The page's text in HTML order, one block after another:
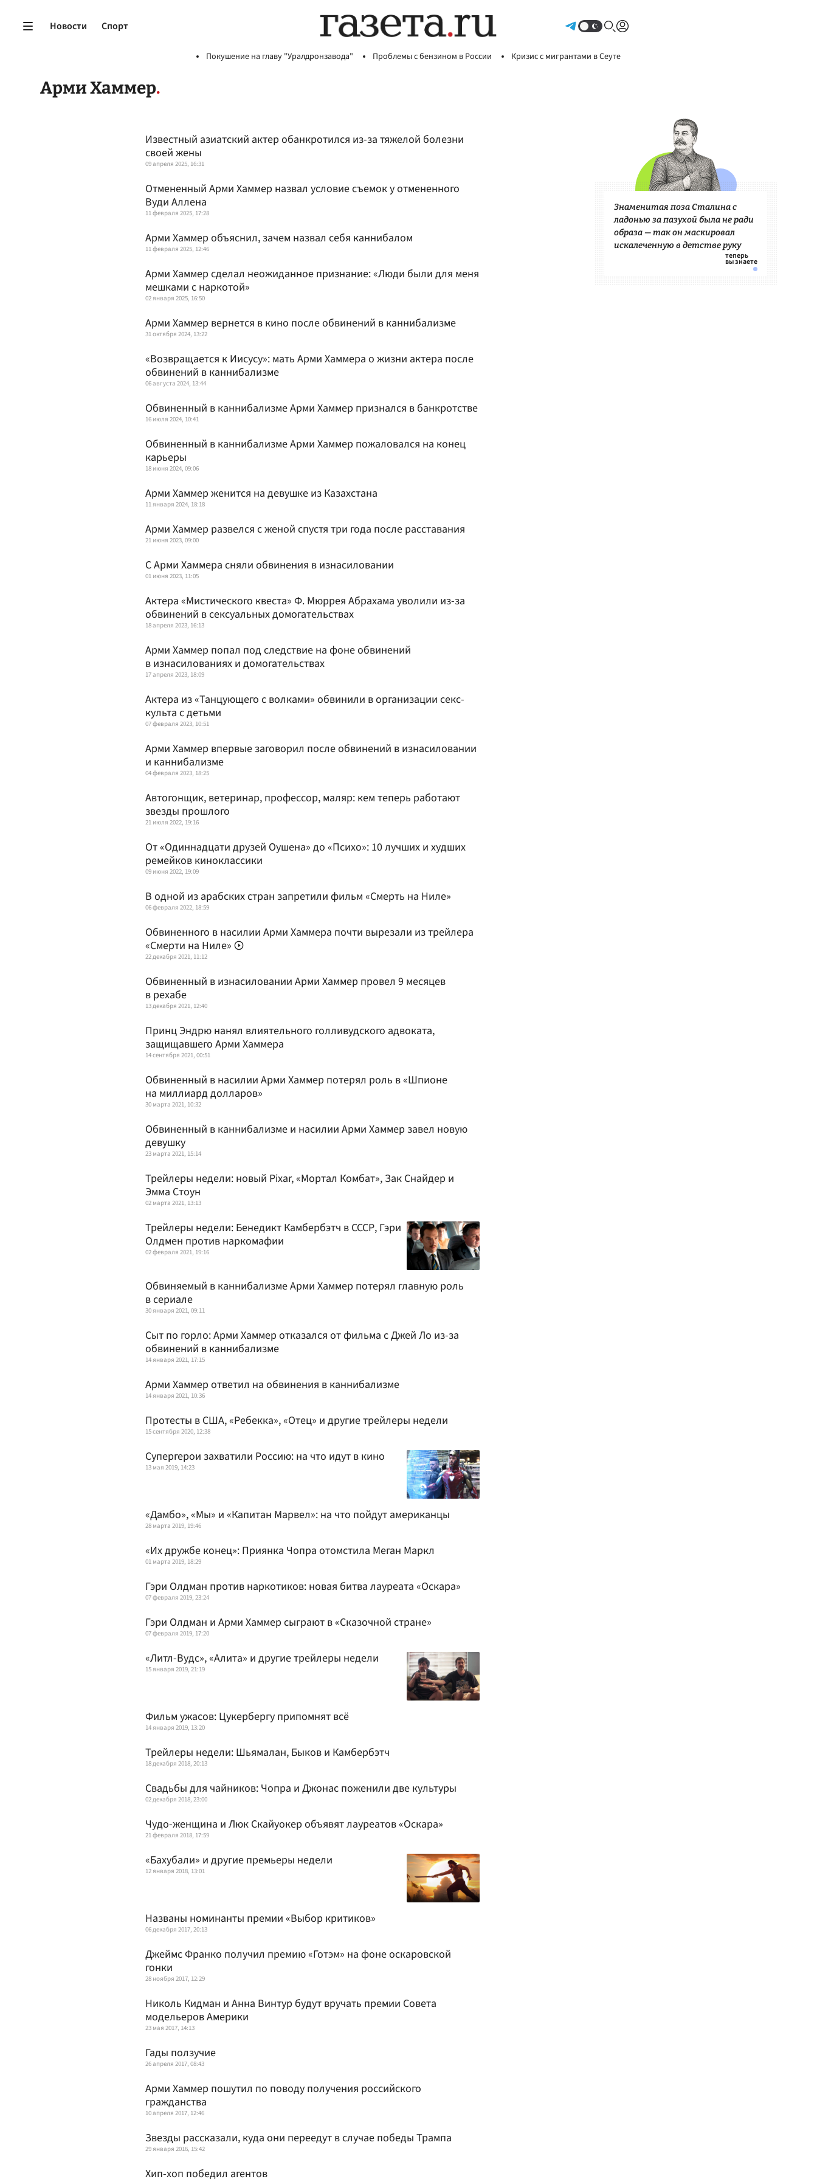
Новости Спорт
Покушение на главу "Уралдронзавода" Проблемы с бензином в России Кризис с мигрантами в Сеуте
Арми Хаммер
Известный азиатский актер обанкротился из-за тяжелой болезни
своей жены
09 апреля 2025, 16:31
Отмененный Арми Хаммер назвал условие съемок у отмененного
Вуди Аллена
11 февраля 2025, 17:28
Арми Хаммер объяснил, зачем назвал себя каннибалом
11 февраля 2025, 12:46
Арми Хаммер сделал неожиданное признание: «Люди были для меня
мешками с наркотой»
02 января 2025, 16:50
Арми Хаммер вернется в кино после обвинений в каннибализме
31 октября 2024, 13:22
«Возвращается к Иисусу»: мать Арми Хаммера о жизни актера после
обвинений в каннибализме
06 августа 2024, 13:44
Обвиненный в каннибализме Арми Хаммер признался в банкротстве
16 июля 2024, 10:41
Обвиненный в каннибализме Арми Хаммер пожаловался на конец
карьеры
18 июня 2024, 09:06
Арми Хаммер женится на девушке из Казахстана
11 января 2024, 18:18
Арми Хаммер развелся с женой спустя три года после расставания
21 июня 2023, 09:00
С Арми Хаммера сняли обвинения в изнасиловании
01 июня 2023, 11:05
Актера «Мистического квеста» Ф. Мюррея Абрахама уволили из-за
обвинений в сексуальных домогательствах
18 апреля 2023, 16:13
Арми Хаммер попал под следствие на фоне обвинений
в изнасилованиях и домогательствах
17 апреля 2023, 18:09
Актера из «Танцующего с волками» обвинили в организации секс-
культа с детьми
07 февраля 2023, 10:51
Арми Хаммер впервые заговорил после обвинений в изнасиловании
и каннибализме
04 февраля 2023, 18:25
Автогонщик, ветеринар, профессор, маляр: кем теперь работают
звезды прошлого
21 июля 2022, 19:16
От «Одиннадцати друзей Оушена» до «Психо»: 10 лучших и худших
ремейков киноклассики
09 июня 2022, 19:09
В одной из арабских стран запретили фильм «Смерть на Ниле»
06 февраля 2022, 18:59
Обвиненного в насилии Арми Хаммера почти вырезали из трейлера
«Смерти на Ниле»
22 декабря 2021, 11:12
Обвиненный в изнасиловании Арми Хаммер провел 9 месяцев
в рехабе
13 декабря 2021, 12:40
Принц Эндрю нанял влиятельного голливудского адвоката,
защищавшего Арми Хаммера
14 сентября 2021, 00:51
Обвиненный в насилии Арми Хаммер потерял роль в «Шпионе
на миллиард долларов»
30 марта 2021, 10:32
Обвиненный в каннибализме и насилии Арми Хаммер завел новую
девушку
23 марта 2021, 15:14
Трейлеры недели: новый Pixar, «Мортал Комбат», Зак Снайдер и
Эмма Стоун
02 марта 2021, 13:13
Трейлеры недели: Бенедикт Камбербэтч в СССР, Гэри
Олдмен против наркомафии
02 февраля 2021, 19:16
Обвиняемый в каннибализме Арми Хаммер потерял главную роль
в сериале
30 января 2021, 09:11
Сыт по горло: Арми Хаммер отказался от фильма с Джей Ло из-за
обвинений в каннибализме
14 января 2021, 17:15
Арми Хаммер ответил на обвинения в каннибализме
14 января 2021, 10:36
Протесты в США, «Ребекка», «Отец» и другие трейлеры недели
15 сентября 2020, 12:38
Супергерои захватили Россию: на что идут в кино
13 мая 2019, 14:23
«Дамбо», «Мы» и «Капитан Марвел»: на что пойдут американцы
28 марта 2019, 19:46
«Их дружбе конец»: Приянка Чопра отомстила Меган Маркл
01 марта 2019, 18:29
Гэри Олдман против наркотиков: новая битва лауреата «Оскара»
07 февраля 2019, 23:24
Гэри Олдман и Арми Хаммер сыграют в «Сказочной стране»
07 февраля 2019, 17:20
«Литл-Вудс», «Алита» и другие трейлеры недели
15 января 2019, 21:19
Фильм ужасов: Цукербергу припомнят всё
14 января 2019, 13:20
Трейлеры недели: Шьямалан, Быков и Камбербэтч
18 декабря 2018, 20:13
Свадьбы для чайников: Чопра и Джонас поженили две культуры
02 декабря 2018, 23:00
Чудо-женщина и Люк Скайуокер объявят лауреатов «Оскара»
21 февраля 2018, 17:59
«Бахубали» и другие премьеры недели
12 января 2018, 13:01
Названы номинанты премии «Выбор критиков»
06 декабря 2017, 20:13
Джеймс Франко получил премию «Готэм» на фоне оскаровской
гонки
28 ноября 2017, 12:29
Николь Кидман и Анна Винтур будут вручать премии Совета
модельеров Америки
23 мая 2017, 14:13
Гады ползучие
26 апреля 2017, 08:43
Арми Хаммер пошутил по поводу получения российского
гражданства
10 апреля 2017, 12:46
Звезды рассказали, куда они переедут в случае победы Трампа
29 января 2016, 15:42
Хип-хоп победил агентов
Знаменитая поза Сталина с
ладонью за пазухой была не ради
образа — так он маскировал
искалеченную в детстве руку